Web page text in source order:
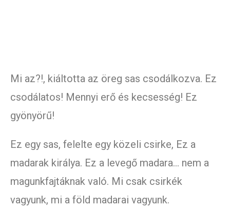
Mi az?!, kiáltotta az öreg sas csodálkozva. Ez
csodálatos! Mennyi erő és kecsesség! Ez
gyönyörű!
Ez egy sas, felelte egy közeli csirke, Ez a
madarak királya. Ez a levegő madara… nem a
magunkfajtáknak való. Mi csak csirkék
vagyunk, mi a föld madarai vagyunk.